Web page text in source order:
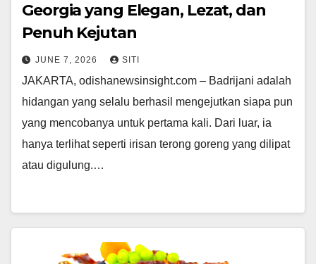
Georgia yang Elegan, Lezat, dan
Penuh Kejutan
JUNE 7, 2026 SITI
JAKARTA, odishanewsinsight.com – Badrijani adalah
hidangan yang selalu berhasil mengejutkan siapa pun
yang mencobanya untuk pertama kali. Dari luar, ia
hanya terlihat seperti irisan terong goreng yang dilipat
atau digulung.…